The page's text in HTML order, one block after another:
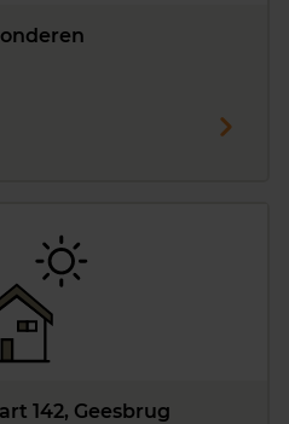
142, Geesbrug